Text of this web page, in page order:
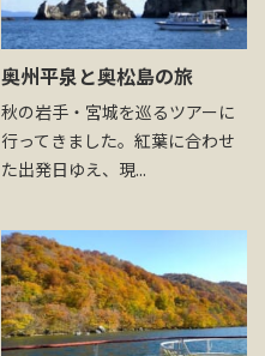
奥州平泉と奥松島の旅
秋の岩手・宮城を巡るツアーに
行ってきました。紅葉に合わせ
た出発日ゆえ、現...